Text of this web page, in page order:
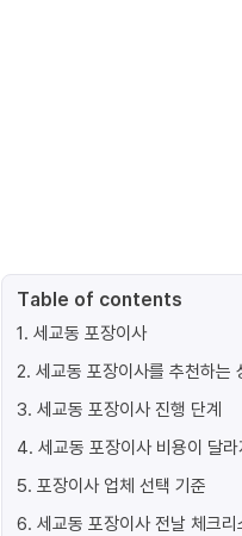
Table of contents
1. 세교동 포장이사
2. 세교동 포장이사를 추천하는
3. 세교동 포장이사 진행 단계
4. 세교동 포장이사 비용이 달
5. 포장이사 업체 선택 기준
6. 세교동 포장이사 전날 체크리